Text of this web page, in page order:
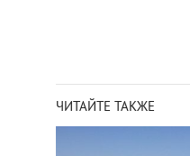
ЧИТАЙТЕ ТАКЖЕ